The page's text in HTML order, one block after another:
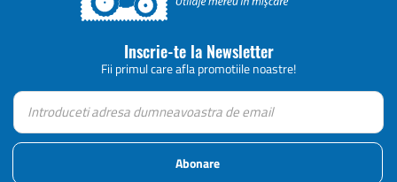
Inscrie-te la Newsletter
Fii primul care afla promotiile noastre!
Abonare